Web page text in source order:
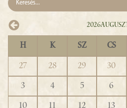
2026
H K SZ CS
27 28 29 30
3
4 5 6
10
11 12 13